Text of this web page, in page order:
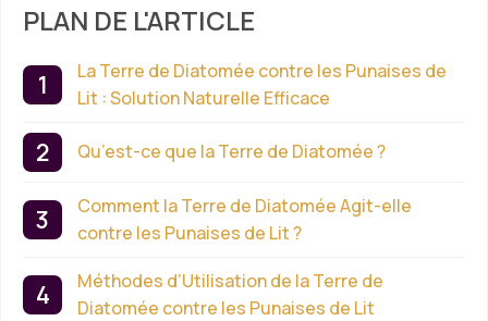
PLAN DE L'ARTICLE
La Terre de Diatomée contre les Punaises de
Lit : Solution Naturelle Efficace
Qu’est-ce que la Terre de Diatomée ?
Comment la Terre de Diatomée Agit-elle
contre les Punaises de Lit ?
Méthodes d’Utilisation de la Terre de
Diatomée contre les Punaises de Lit